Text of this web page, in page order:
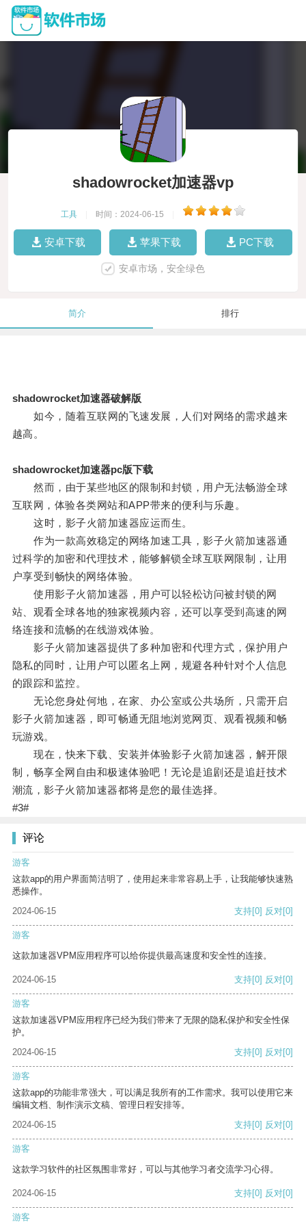
shadowrocket加速器vp
工具 时间：2024-06-15
安卓下载 苹果下载 PC下载
安卓市场，安全绿色
简介 排行
shadowrocket加速器破解版
如今，随着互联网的飞速发展，人们对网络的需求越来
越高。
shadowrocket加速器pc版下载
然而，由于某些地区的限制和封锁，用户无法畅游全球
互联网，体验各类网站和APP带来的便利与乐趣。
这时，影子火箭加速器应运而生。
作为一款高效稳定的网络加速工具，影子火箭加速器通
过科学的加密和代理技术，能够解锁全球互联网限制，让用
户享受到畅快的网络体验。
使用影子火箭加速器，用户可以轻松访问被封锁的网
站、观看全球各地的独家视频内容，还可以享受到高速的网
络连接和流畅的在线游戏体验。
影子火箭加速器提供了多种加密和代理方式，保护用户
隐私的同时，让用户可以匿名上网，规避各种针对个人信息
的跟踪和监控。
无论您身处何地，在家、办公室或公共场所，只需开启
影子火箭加速器，即可畅通无阻地浏览网页、观看视频和畅
玩游戏。
现在，快来下载、安装并体验影子火箭加速器，解开限
制，畅享全网自由和极速体验吧！无论是追剧还是追赶技术
潮流，影子火箭加速器都将是您的最佳选择。
#3#
评论
游客
这款app的用户界面简洁明了，使用起来非常容易上手，让我能够快速熟
悉操作。
2024-06-15
支持[0] 反对[0]
游客
这款加速器VPM应用程序可以给你提供最高速度和安全性的连接。
2024-06-15 支持[0] 反对[0]
游客
这款加速器VPM应用程序已经为我们带来了无限的隐私保护和安全性保
护。
2024-06-15
支持[0] 反对[0]
游客
这款app的功能非常强大，可以满足我所有的工作需求。我可以使用它来
编辑文档、制作演示文稿、管理日程安排等。
2024-06-15
支持[0] 反对[0]
游客
这款学习软件的社区氛围非常好，可以与其他学习者交流学习心得。
2024-06-15 支持[0] 反对[0]
游客